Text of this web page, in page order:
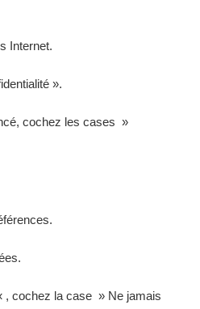
Internet.
».
cochez les cases »
, cochez la case » Ne jamais